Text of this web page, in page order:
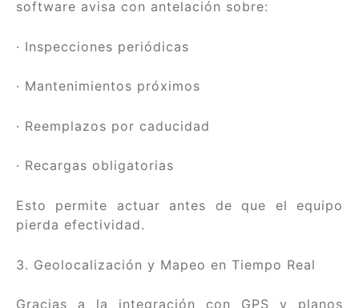
software avisa con antelación sobre:
· Inspecciones periódicas
· Mantenimientos próximos
· Reemplazos por caducidad
· Recargas obligatorias
Esto permite actuar antes de que el equipo
pierda efectividad.
3. Geolocalización y Mapeo en Tiempo Real
Gracias a la integración con GPS y planos